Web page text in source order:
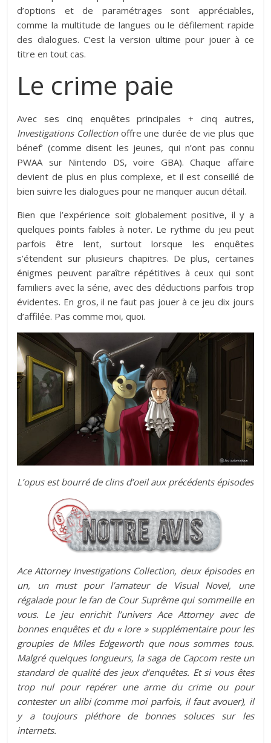
d’options et de paramétrages sont appréciables,
comme la multitude de langues ou le défilement rapide
des dialogues. C’est la version ultime pour jouer à ce
titre en tout cas.
Le crime paie
Avec ses cinq enquêtes principales + cinq autres,
Investigations Collectionoffre une durée de vie plus que
bénef’ (comme disent les jeunes, qui n’ont pas connu
PWAA sur Nintendo DS, voire GBA). Chaque affaire
devient de plus en plus complexe, et il est conseillé de
bien suivre les dialogues pour ne manquer aucun détail.
Bien que l’expérience soit globalement positive, il y a
quelques points faibles à noter. Le rythme du jeu peut
parfois être lent, surtout lorsque les enquêtes
s’étendent sur plusieurs chapitres. De plus, certaines
énigmes peuvent paraître répétitives à ceux qui sont
familiers avec la série, avec des déductions parfois trop
évidentes. En gros, il ne faut pas jouer à ce jeu dix jours
d’affilée. Pas comme moi, quoi.
L’opus est bourré de clins d’oeil aux précédents épisodes
Ace Attorney Investigations Collection, deux épisodes en
un, un must pour l’amateur de Visual Novel, une
régalade pour le fan de Cour Suprême qui sommeille en
vous. Le jeu enrichit l’univers Ace Attorney avec de
bonnes enquêtes et du « lore » supplémentaire pour les
groupies de Miles Edgeworth que nous sommes tous.
Malgré quelques longueurs, la saga de Capcom reste un
standard de qualité des jeux d’enquêtes. Et si vous êtes
trop nul pour repérer une arme du crime ou pour
contester un alibi (comme moi parfois, il faut avouer), il
y a toujours pléthore de bonnes soluces sur les
internets.